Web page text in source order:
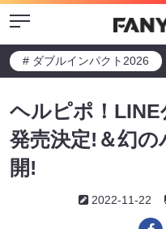
Menu
# ダブルインパクト2026
ヘルピポ！
発売決定!＆幻
開!
2022-11-22